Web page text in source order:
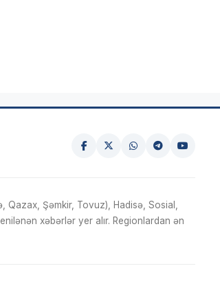
Qazax, Şəmkir, Tovuz), Hadisə, Sosial,
xəbərlər yer alır. Regionlardan ən